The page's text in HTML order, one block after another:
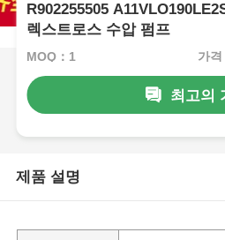
R902255505
렉스트로스 수압 펌프
MOQ：1 가격
최고의
제품 설명